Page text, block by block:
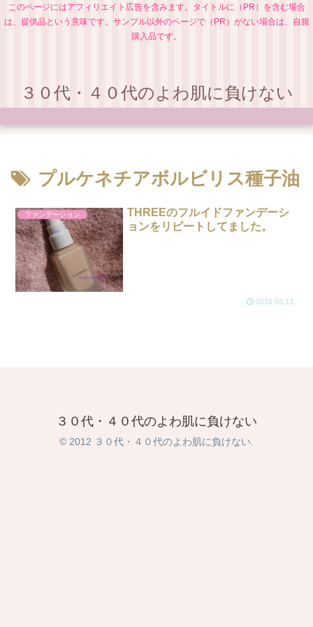
このページにはアフィリエイト広告を含みます。タイトルに（PR）を含む場合
は、提供品という意味です。サンプル以外のページで（PR）がない場合は、自腹
購入品です。
３０代・４０代のよわ肌に負けない
プルケネチアボルビリス種子油
ファンデーション
THREEのフルイドファンデーシ
ョンをリピートしてました。
2016.03.13
３０代・４０代のよわ肌に負けない
© 2012 ３０代・４０代のよわ肌に負けない.